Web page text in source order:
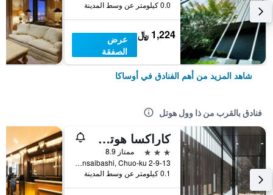
0.0 كيلومتر عن وسط المدينة
1,224 ﷼
عرض
الصفقة
شاهد المزيد من أهم الفنادق في أوساكا
فنادق بالقرب من ذا وول هوتل
كاراكسا هوتل أوزاكا نامبا
3 نجوم
ممتاز 8.9
2-9-13 Nishishinsaibashi, Chuo-ku, أوساكا, اليابان
0.1 كيلومتر عن وسط المدينة